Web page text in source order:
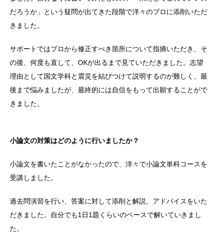
だろうか」という疑問が出てきた段階で洋々のプロに添削いただ
きました。
サポートではプロから修正すべき箇所について指摘いただき、そ
の後、何度も直して、OKが出るまで見ていただきました。志望
理由として国文学科と震災を結びつけて説明するのが難しく、最
後まで悩みましたが、最終的には自信をもって出願することがで
きました。
小論文の対策はどのように行いましたか？
小論文を書いたことがなかったので、洋々で小論文単科コースを
受講しました。
過去問演習を行い、答案に対して添削と解説、アドバイスをいた
だきました。自分でも1日1題くらいのペースで解いていきまし
た。